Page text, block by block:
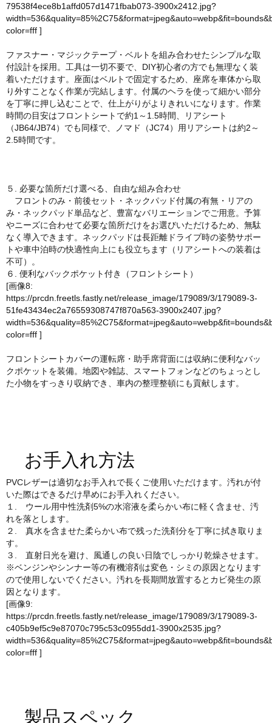
79538f4ece8b1affd057d1471fbab073-3900x2412.jpg?
color=fff ]
ファスナー・マジックテープ・ベルトを組み合わせたシンプルな取
付設計を採用。工具は一切不要で、DIY初心者の方でも無理なく装
着いただけます。座面はベルトで固定するため、座席を車体から取
り外すことなく作業が完結します。付属のヘラを使って細かい部分
を丁寧に押し込むことで、仕上がりがよりきれいになります。作業
時間の目安はフロントシートで約1～1.5時間、リアシート
（JB64/JB74）でも同様で、ノマド（JC74）用リアシートは約2～
2.5時間です。
５. 必要な箇所だけ選べる、自由な組み合わせ
フロントのみ・前後セット・ネックパッド付属の有無・リアの
み・ネックパッド単品など、豊富なバリエーションでご用意。予算
やニーズに合わせて必要な箇所だけをお選びいただけるため、無駄
なく導入できます。ネックパッドは長距離ドライブ時の姿勢サポー
トや車中泊時の快適性向上にも役立ちます（リアシートへの装着は
不可）。
６. 便利なバックポケット付き（フロントシート）
[画像8:
https://prcdn.freetls.fastly.net/release_image/179089/3/179089-3-
51fe43434ec2a76559308747f870a563-3900x2407.jpg?
color=fff ]
フロントシートカバーの運転席・助手席背面には収納に便利なバッ
クポケットを装備。地図や雑誌、スマートフォンなどのちょっとし
た小物をすっきり収納でき、車内の整理整頓にも貢献します。
お手入れ方法
PVCレザーは適切なお手入れで長くご使用いただけます。汚れが付
いた際はできるだけ早めにお手入れください。
１. ウール用中性洗剤5%の水溶液を柔らかい布に軽く含ませ、汚
れを落とします。
２. 真水を含ませた柔らかい布で残った洗剤分を丁寧に拭き取りま
す。
３. 直射日光を避け、風通しの良い日陰でしっかり乾燥させます。
※ベンジンやシンナー等の有機溶剤は変色・シミの原因となります
ので使用しないでください。汚れを長期間放置するとカビ発生の原
因となります。
[画像9:
https://prcdn.freetls.fastly.net/release_image/179089/3/179089-3-
c405b9ef5c9e87070c795c53c0955dd1-3900x2535.jpg?
color=fff ]
製品スペック